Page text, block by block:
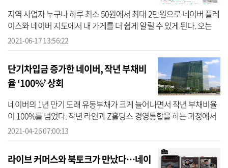
지역 사업자 누구나 하루 최소 50원에서 최대 2만원으로 네이버 플레
이스와 네이버 지도에서 내 가게를 더 쉽게 알릴 수 있게 된다. 오는
28일 베타서비스로 출시되는 ‘플레이스 광고’를 통해서다. 네이버 플
2021-06-17 13:56:22
단기차입금 증가한 네이버, 작년 부채비
율 ‘100%’ 상회
네이버의 1년 만기 도래 유동부채가 크게 늘어나면서 작년 부채비율
이 100%를 넘었다. 작년 라인과 Z홀딩스 경영통합을 하는 과정에서
금융기관으로부터 대규모 차입을 한 것이 큰 영향을 미쳤다는 분석이
2021-04-26 07:00:13
라이브 커머스와 북토크가 만났다…네이